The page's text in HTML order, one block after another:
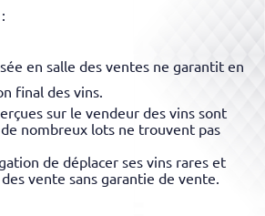
en salle des ventes ne garantit en
final des vins.
sur le vendeur des vins sont
nombreux lots ne trouvent pas
de déplacer ses vins rares et
vente sans garantie de vente.